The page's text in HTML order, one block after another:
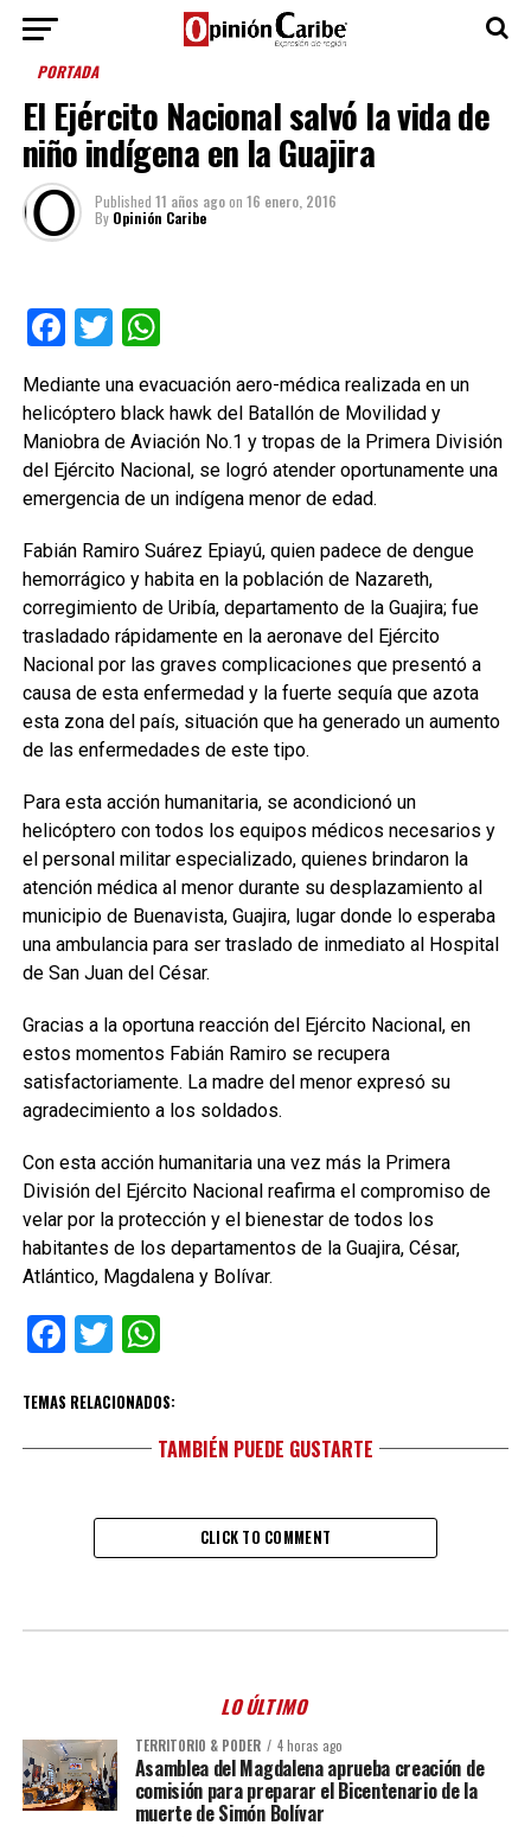
PORTADA
El Ejército Nacional salvó la vida de
niño indígena en la Guajira
Published 11 años agoon 16 enero, 2016
By Opinión Caribe
Facebook
TwitterWhatsApp
Mediante una evacuación aero-médica realizada en un
helicóptero black hawk del Batallón de Movilidad y
Maniobra de Aviación No.1 y tropas de la Primera División
del Ejército Nacional, se logró atender oportunamente una
emergencia de un indígena menor de edad.
Fabián Ramiro Suárez Epiayú, quien padece de dengue
hemorrágico y habita en la población de Nazareth,
corregimiento de Uribía, departamento de la Guajira; fue
trasladado rápidamente en la aeronave del Ejército
Nacional por las graves complicaciones que presentó a
causa de esta enfermedad y la fuerte sequía que azota
esta zona del país, situación que ha generado un aumento
de las enfermedades de este tipo.
Para esta acción humanitaria, se acondicionó un
helicóptero con todos los equipos médicos necesarios y
el personal militar especializado, quienes brindaron la
atención médica al menor durante su desplazamiento al
municipio de Buenavista, Guajira, lugar donde lo esperaba
una ambulancia para ser traslado de inmediato al Hospital
de San Juan del César.
Gracias a la oportuna reacción del Ejército Nacional, en
estos momentos Fabián Ramiro se recupera
satisfactoriamente. La madre del menor expresó su
agradecimiento a los soldados.
Con esta acción humanitaria una vez más la Primera
División del Ejército Nacional reafirma el compromiso de
velar por la protección y el bienestar de todos los
habitantes de los departamentos de la Guajira, César,
Atlántico, Magdalena y Bolívar.
Facebook
TwitterWhatsApp
TEMAS RELACIONADOS:
TAMBIÉN PUEDE GUSTARTE
CLICK TO COMMENT
LO ÚLTIMO
TERRITORIO & PODER 4 horas ago
Asamblea del Magdalena aprueba creación de
comisión para preparar el Bicentenario de la
muerte de Simón Bolívar